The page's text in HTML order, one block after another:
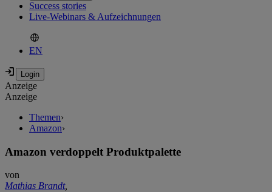
Success stories
Live-Webinars & Aufzeichnungen
EN
Anzeige
Anzeige
Themen›
Amazon›
Amazon verdoppelt Produktpalette
von
Mathias Brandt,